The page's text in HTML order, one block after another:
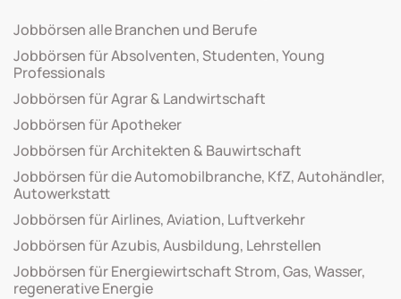
Jobbörsen alle Branchen und Berufe
Jobbörsen für Absolventen, Studenten, Young
Professionals
Jobbörsen für Agrar & Landwirtschaft
Jobbörsen für Apotheker
Jobbörsen für Architekten & Bauwirtschaft
Jobbörsen für die Automobilbranche, KfZ, Autohändler,
Autowerkstatt
Jobbörsen für Airlines, Aviation, Luftverkehr
Jobbörsen für Azubis, Ausbildung, Lehrstellen
Jobbörsen für Energiewirtschaft Strom, Gas, Wasser,
regenerative Energie